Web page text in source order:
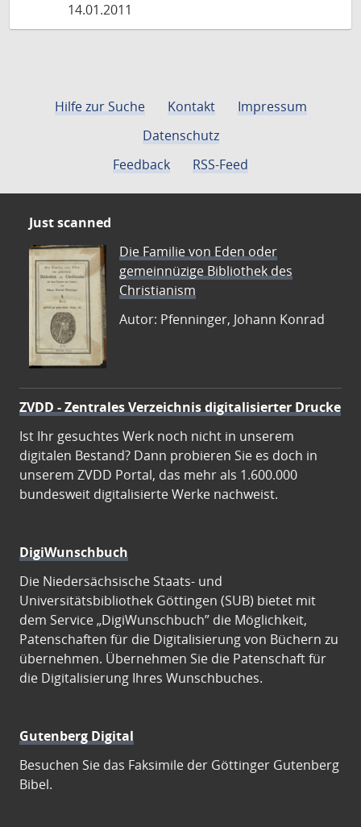
14.01.2011
Hilfe zur Suche Kontakt
Impressum
Datenschutz
Feedback
RSS-Feed
Just scanned
Die Familie von Eden oder
gemeinnüzige Bibliothek des
Christianism
Autor: Pfenninger, Johann Konrad
ZVDD - Zentrales Verzeichnis digitalisierter Drucke
Ist Ihr gesuchtes Werk noch nicht in unserem
digitalen Bestand? Dann probieren Sie es doch in
unserem ZVDD Portal, das mehr als 1.600.000
bundesweit digitalisierte Werke nachweist.
DigiWunschbuch
Die Niedersächsische Staats- und
Universitätsbibliothek Göttingen (SUB) bietet mit
dem Service „DigiWunschbuch” die Möglichkeit,
Patenschaften für die Digitalisierung von Büchern zu
übernehmen. Übernehmen Sie die Patenschaft für
die Digitalisierung Ihres Wunschbuches.
Gutenberg Digital
Besuchen Sie das Faksimile der Göttinger Gutenberg
Bibel.